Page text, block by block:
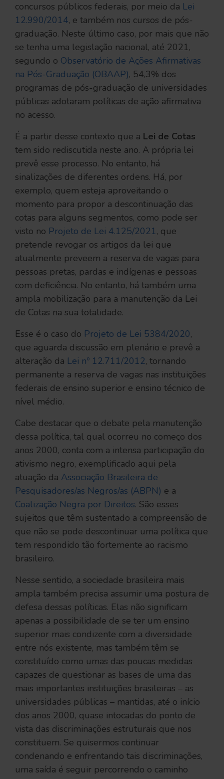
concursos públicos federais, por meio da Lei
12.990/2014, e também nos cursos de pós-
graduação. Neste último caso, por mais que não
se tenha uma legislação nacional, até 2021,
segundo o Observatório de Ações Afirmativas
na Pós-Graduação (OBAAP), 54,3% dos
programas de pós-graduação de universidades
públicas adotaram políticas de ação afirmativa
no acesso.
É a partir desse contexto que a Lei de Cotas
tem sido rediscutida neste ano. A própria lei
prevê esse processo. No entanto, há
sinalizações de diferentes ordens. Há, por
exemplo, quem esteja aproveitando o
momento para propor a descontinuação das
cotas para alguns segmentos, como pode ser
visto no Projeto de Lei 4.125/2021, que
pretende revogar os artigos da lei que
atualmente preveem a reserva de vagas para
pessoas pretas, pardas e indígenas e pessoas
com deficiência. No entanto, há também uma
ampla mobilização para a manutenção da Lei
de Cotas na sua totalidade.
Esse é o caso do Projeto de Lei 5384/2020,
que aguarda discussão em plenário e prevê a
alteração da Lei nº 12.711/2012, tornando
permanente a reserva de vagas nas instituições
federais de ensino superior e ensino técnico de
nível médio.
Cabe destacar que o debate pela manutenção
dessa política, tal qual ocorreu no começo dos
anos 2000, conta com a intensa participação do
ativismo negro, exemplificado aqui pela
atuação da Associação Brasileira de
Pesquisadores/as Negros/as (ABPN) e a
Coalização Negra por Direitos. São esses
sujeitos que têm sustentado a compreensão de
que não se pode descontinuar uma política que
tem respondido tão fortemente ao racismo
brasileiro.
Nesse sentido, a sociedade brasileira mais
ampla também precisa assumir uma postura de
defesa dessas políticas. Elas não significam
apenas a possibilidade de se ter um ensino
superior mais condizente com a diversidade
entre nós existente, mas também têm se
constituído como umas das poucas medidas
capazes de questionar as bases de uma das
mais importantes instituições brasileiras – as
universidades públicas – mantidas, até o início
dos anos 2000, quase intocadas do ponto de
vista das discriminações estruturais que nos
constituem. Se quisermos continuar
condenando e enfrentando tais discriminações,
uma saída é seguir percorrendo o caminho